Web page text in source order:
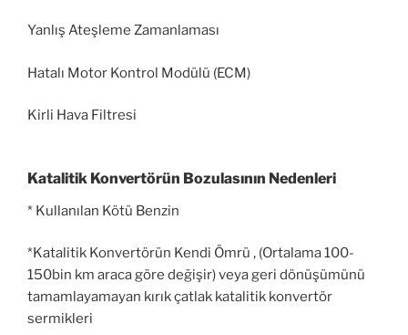
Yanlış Ateşleme Zamanlaması
Hatalı Motor Kontrol Modülü (ECM)
Kirli Hava Filtresi
Katalitik Konvertörün Bozulasının Nedenleri
* Kullanılan Kötü Benzin
*Katalitik Konvertörün Kendi Ömrü , (Ortalama 100-
150bin km araca göre değişir) veya geri dönüşümünü
tamamlayamayan kırık çatlak katalitik konvertör
sermikleri